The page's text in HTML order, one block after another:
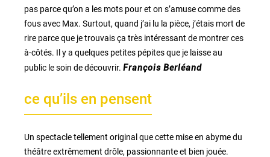
pas parce qu’on a les mots pour et on s’amuse comme des
fous avec Max. Surtout, quand j’ai lu la pièce, j’étais mort de
rire parce que je trouvais ça très intéressant de montrer ces
à-côtés. Il y a quelques petites pépites que je laisse au
public le soin de découvrir. François Berléand
ce qu’ils en pensent
Un spectacle tellement original que cette mise en abyme du
théâtre extrêmement drôle, passionnante et bien jouée.